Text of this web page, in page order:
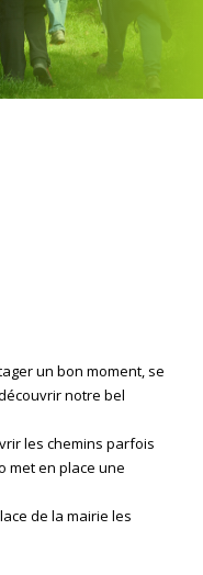
un bon moment, se
notre bel
les chemins parfois
met en place une
de la mairie les